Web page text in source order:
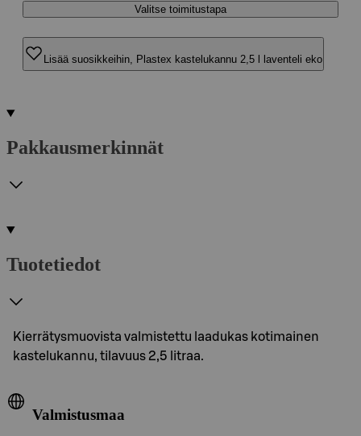
Valitse toimitustapa
Lisää suosikkeihin, Plastex kastelukannu 2,5 l laventeli eko
Pakkausmerkinnät
Tuotetiedot
Kierrätysmuovista valmistettu laadukas kotimainen
kastelukannu, tilavuus 2,5 litraa.
Valmistusmaa